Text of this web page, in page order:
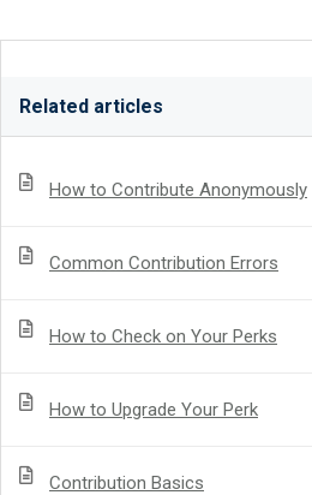
Related articles
How to Contribute Anonymously
Common Contribution Errors
How to Check on Your Perks
How to Upgrade Your Perk
Contribution Basics